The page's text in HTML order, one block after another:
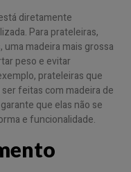
diretamente
Para prateleiras,
madeira mais grossa
peso e evitar
prateleiras que
feitas com madeira de
que elas não se
e funcionalidade.